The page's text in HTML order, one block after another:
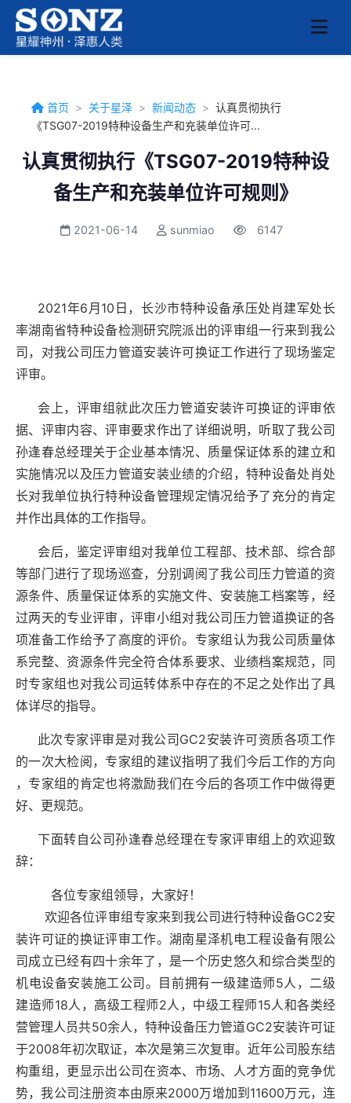
首页 > 关于星泽 > 新闻动态 > 认真贯彻执行
《TSG07-2019特种设备生产和充装单位许可...
认真贯彻执行《TSG07-2019特种设
备生产和充装单位许可规则》
2021-06-14 sunmiao 6147
2021年6月 10日 ，长沙市特种设备承压处肖建军处长
率湖南省特种设备检测研究院派出的评审组一行来到我公
司，对我公司压力管道安装许可换证工作进行了现场鉴定
评审。
会上，评审组就此次压力管道安装许可换证的评审依
据、评审内容、评审要求作出了详细说明，听取了我公司
孙逢春总经理关于企业基本情况、质量保证体系的建立和
实施情况以及压力管道安装业绩的介绍，特种设备处肖处
长对我单位执行特种设备管理规定情况给予了充分的肯定
并作出具体的工作指导。
会后，鉴定评审组对我单位工程部、技术部、综合部
等部门进行了现场巡查，分别调阅了我公司压力管道的资
源条件、质量保证体系的实施文件、安装施工档案等，经
过两天的专业评审，评审小组对我公司压力管道换证的各
项准备工作给予了高度的评价。专家组认为我公司质量体
系完整、资源条件完全符合体系要求、业绩档案规范，同
时专家组也对我公司运转体系中存在的不足之处作出了具
体详尽的指导。
此次专家评审是对我公司 GC2安装许可资质各项工作
的一次大检阅，专家组的建议指明了我们今后工作的方向
，专家组的肯定也将激励我们在今后的各项工作中做得更
好、更规范。
下面转自公司孙逢春总经理在专家评审组上的欢迎致
辞：
各位专家组领导，大家好！
欢迎各位评审组专家来到我公司进行特种设备GC2安
装许可证的换证评审工作。湖南星泽机电工程设备有限公
司成立已经有四十余年了，是一个历史悠久和综合类型的
机电设备安装施工公司。目前拥有一级建造师5人，二级
建造师18人，高级工程师2人，中级工程师15人和各类经
营管理人员共50余人，特种设备压力管道GC2安装许可证
于2008年初次取证，本次是第三次复审。近年公司股东结
构重组，更显示出公司在资本、市场、人才方面的竞争优
势，我公司 注册资本由原来2000万增加到11600万元，连